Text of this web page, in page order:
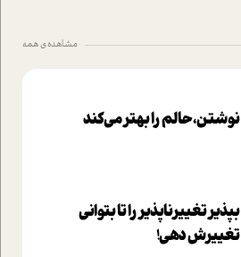
مشاهده ی همه
نوشتن، حالم را بهتر می‌کند
بپذير تغييرناپذير را تا بتواني
تغييرش دهي!‏